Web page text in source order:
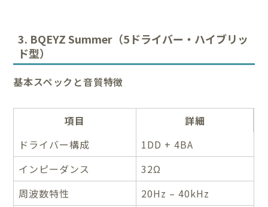
3. BQEYZ Summer（5ドライバー・ハイブリッ
ド型）
基本スペックと音質特徴
項目
詳細
ドライバー構成
1DD + 4BA
インピーダンス
32Ω
周波数特性
20Hz – 40kHz